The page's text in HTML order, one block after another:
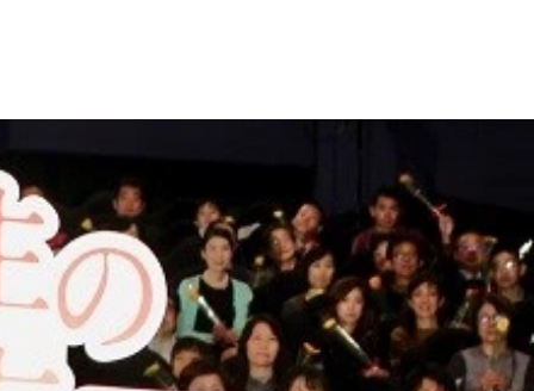
・ジャパン／©Marvel Studios 2022